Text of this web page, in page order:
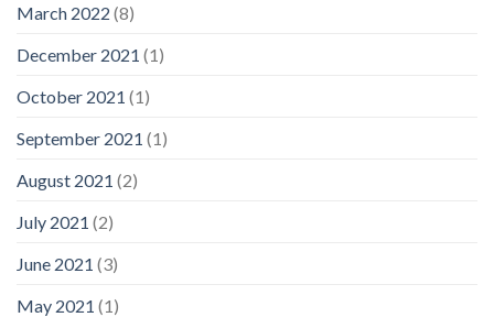
March 2022 (8)
December 2021 (1)
October 2021 (1)
September 2021 (1)
August 2021 (2)
July 2021 (2)
June 2021 (3)
May 2021 (1)